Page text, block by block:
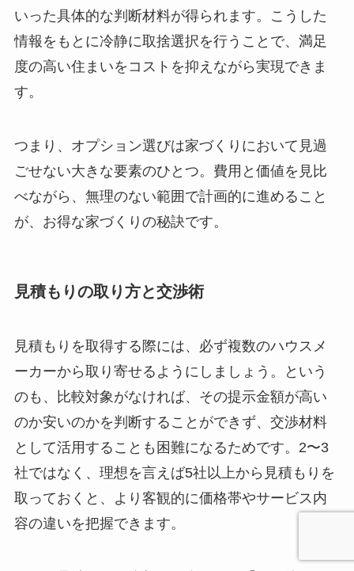
いった具体的な判断材料が得られます。こうした
情報をもとに冷静に取捨選択を行うことで、満足
度の高い住まいをコストを抑えながら実現できま
す。
つまり、オプション選びは家づくりにおいて見過
ごせない大きな要素のひとつ。費用と価値を見比
べながら、無理のない範囲で計画的に進めること
が、お得な家づくりの秘訣です。
見積もりの取り方と交渉術
見積もりを取得する際には、必ず複数のハウスメ
ーカーから取り寄せるようにしましょう。という
のも、比較対象がなければ、その提示金額が高い
のか安いのかを判断することができず、交渉材料
として活用することも困難になるためです。2〜3
社ではなく、理想を言えば5社以上から見積もりを
取っておくと、より客観的に価格帯やサービス内
容の違いを把握できます。